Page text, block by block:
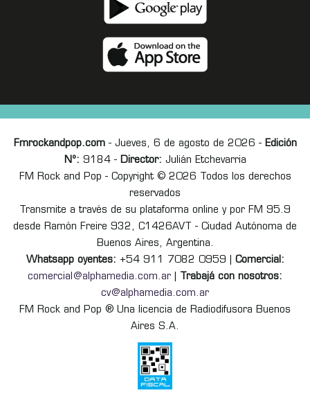
Fmrockandpop.com- Jueves, 6 de agosto de 2026 - Edición
Nº: 9184 - Director: Julián Etchevarria
FM Rock and Pop - Copyright © 2026 Todos los derechos
reservados
Transmite a través de su plataforma online y por FM 95.9
desde Ramón Freire 932, C1426AVT - Ciudad Autónoma de
Buenos Aires, Argentina.
Whatsapp oyentes: +54 911 7082 0959 | Comercial:
comercial@alphamedia.com.ar
Trabajá con nosotros:
cv@alphamedia.com.ar
FM Rock and Pop ® Una licencia de Radiodifusora Buenos
Aires S.A.